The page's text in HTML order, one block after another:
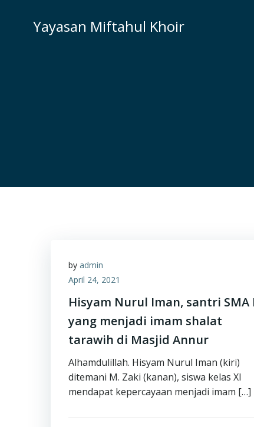
Yayasan Miftahul Khoir
by admin
April 24, 2021
Hisyam Nurul Iman, santri SMA
yang menjadi imam shalat
tarawih di Masjid Annur
Alhamdulillah. Hisyam Nurul Iman (kiri)
ditemani M. Zaki (kanan), siswa kelas XI
mendapat kepercayaan menjadi imam […]